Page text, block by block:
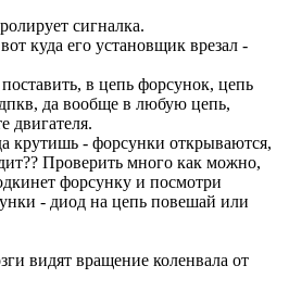
сигналка.
куда его установщик врезал -
в цепь форсунок, цепь
да вообще в любую цепь,
двигателя.
крутишь - форсунки открываются,
Проверить много как можно,
форсунку и посмотри
- диод на цепь повешай или
видят вращение коленвала от